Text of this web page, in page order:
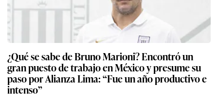
¿Qué se sabe de Bruno Marioni? Encontró un
gran puesto de trabajo en México y presume su
paso por Alianza Lima: “Fue un año productivo e
intenso”